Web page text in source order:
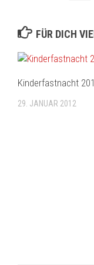
FÜR DICH
Kinderfastnacht
29. JANUAR 2012